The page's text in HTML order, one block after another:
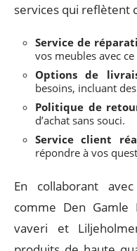
services qui reflètent
Service de
vos meubles avec
Options de
besoins, incluant
Politique de
d’achat sans souci.
Service client
répondre à vos
En collaborant
comme Den Gamle
vaveri et